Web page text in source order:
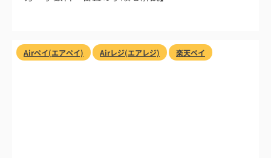
Airペイ(エアペイ) Airレジ(エアレジ) 楽天ペイ